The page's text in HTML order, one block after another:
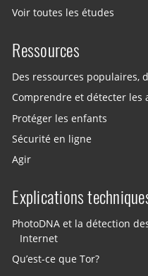
Voir toutes les études
Ressources
Des ressources populaires,
Comprendre et détecter les
Protéger les enfants
Sécurité en ligne
Agir
Explications
PhotoDNA et la détection
Internet
Qu’est-ce que Tor?